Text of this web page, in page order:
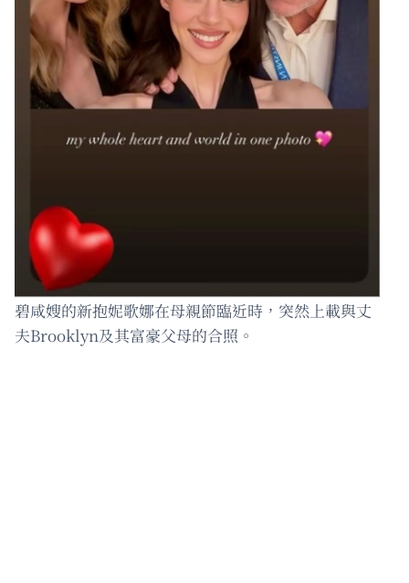
碧咸嫂的新抱妮歌娜在母親節臨近時，突然上載與丈
夫Brooklyn及其富豪父母的合照。